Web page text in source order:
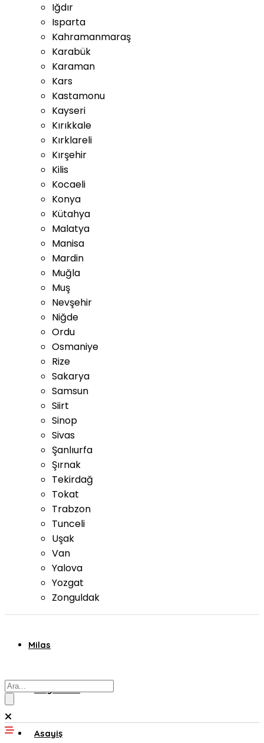
Iğdır
Isparta
Kahramanmaraş
Karabük
Karaman
Kars
Kastamonu
Kayseri
Kırıkkale
Kırklareli
Kırşehir
Kilis
Kocaeli
Konya
Kütahya
Malatya
Manisa
Mardin
Muğla
Muş
Nevşehir
Niğde
Ordu
Osmaniye
Rize
Sakarya
Samsun
Siirt
Sinop
Sivas
Şanlıurfa
Şırnak
Tekirdağ
Tokat
Trabzon
Tunceli
Uşak
Van
Yalova
Yozgat
Zonguldak
Milas
Muğla’dan
Asayiş